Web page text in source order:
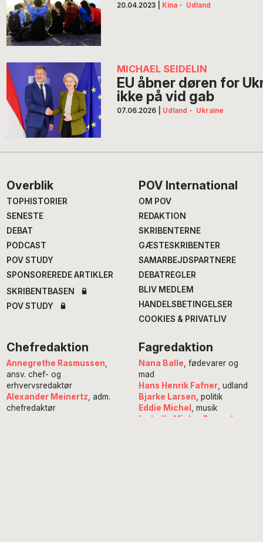
20.04.2023 Kina · Udland
MICHAEL SEIDELIN
EU åbner døren for
ikke på vid gab
07.06.2026 Udland · Ukraine
Footer
Overblik
TOPHISTORIER
SENESTE
DEBAT
PODCAST
POV STUDY
SPONSOREREDE ARTIKLER
SKRIBENTBASEN
POV STUDY
POV International
OM POV
REDAKTION
SKRIBENTERNE
GÆSTESKRIBENTER
SAMARBEJDSPARTNERE
DEBATREGLER
BLIV MEDLEM
HANDELSBETINGELSER
COOKIES & PRIVATLIV
Chefredaktion
Annegrethe Rasmussen,
ansv. chef- og
erhvervsredaktør
Alexander Meinertz, adm.
chefredaktør
Fagredaktion
Nana Balle, fødevarer og
mad
Hans Henrik Fafner, udland
Bjarke Larsen, politik
Eddie Michel , musik
Isabella Miehe-Renard